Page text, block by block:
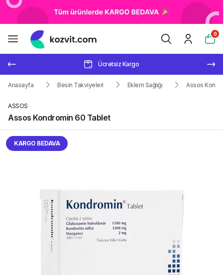
0
Ücretsiz Kargo
Anasayfa Besin Takviyeleri Eklem Sağlığı Assos
ASSOS
Assos Kondromin 60 Tablet
KARGO BEDAVA